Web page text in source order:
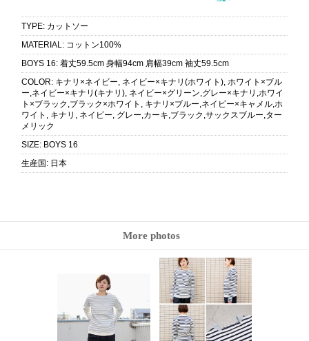
TYPE: カットソー
MATERIAL: コットン100%
BOYS 16: 着丈59.5cm 身幅94cm 肩幅39cm 袖丈59.5cm
COLOR: キナリ×ネイビー, ネイビー×キナリ(ホワイト), ホワイト×ブル
ー,ネイビー×キナリ(キナリ), ネイビー×グリーン,グレー×キナリ,ホワイ
ト×ブラック,ブラック×ホワイト, キナリ×ブルー,ネイビー×キャメル,ホ
ワイト, キナリ, ネイビー, グレー,カーキ,ブラック,サックスブルー,ター
メリック
SIZE: BOYS 16
生産国 : 日本
More photos